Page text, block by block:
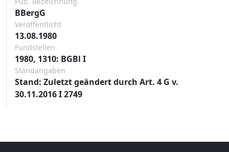
BBergG
Veröffentlicht
13.08.1980
Fundstellen
1980, 1310: BGBl I
Standangaben
Stand: Zuletzt geändert durch Art. 4 G v.
30.11.2016 I 2749